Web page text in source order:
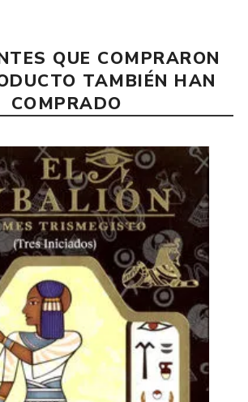
QUE COMPRARON
TAMBIÉN HAN
COMPRADO